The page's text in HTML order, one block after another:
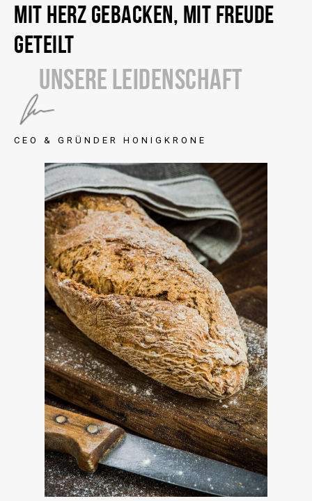
MIT HERZ GEBACKEN, MIT FREUDE
GETEILT
CEO & GRÜNDER HONIGKRONE
UNSERE LEIDENSCHAFT